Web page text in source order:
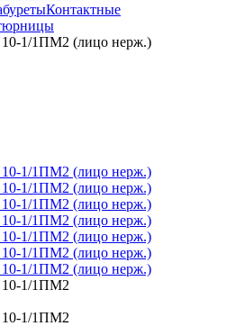
Контактные
1/1ПМ2 (лицо нерж.)